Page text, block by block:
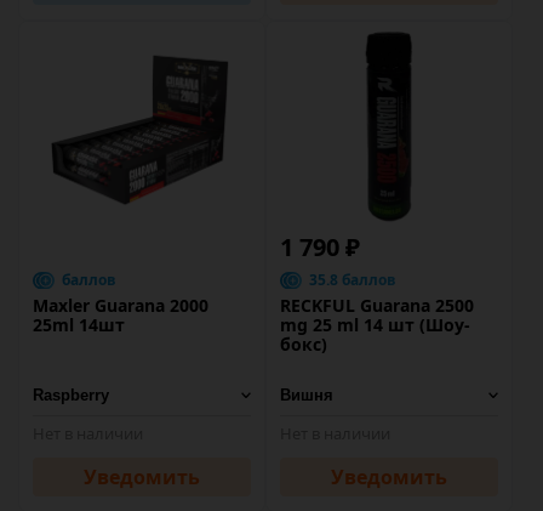
баллов
Maxler Guarana 2000
25ml 14шт
Уведомить
1 790 ₽
35.8 баллов
RECKFUL Guarana 2500
mg 25 ml 14 шт (Шоу-
бокс)
Уведомить